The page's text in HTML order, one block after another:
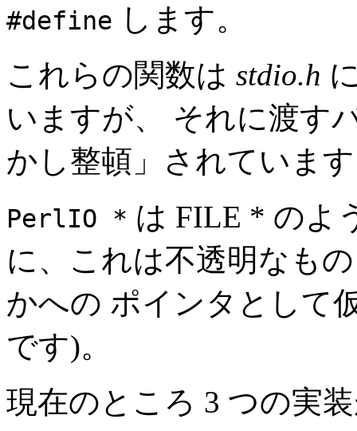
#define します。
これらの関数は stdio.h
いますが、 それに渡す
かし整頓」されていま
PerlIO * は FILE * のよ
に、これは不透明なも
かへの ポインタとして
です)。
現在のところ 3 つの実